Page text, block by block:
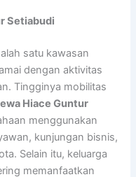
Setiabudi
satu kawasan
dengan aktivitas
Tingginya mobilitas
Hiace Guntur
menggunakan
kunjungan bisnis,
Selain itu, keluarga
memanfaatkan